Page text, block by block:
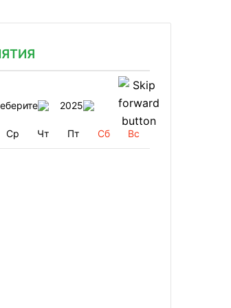
2025
Ср Чт Пт Сб Вс